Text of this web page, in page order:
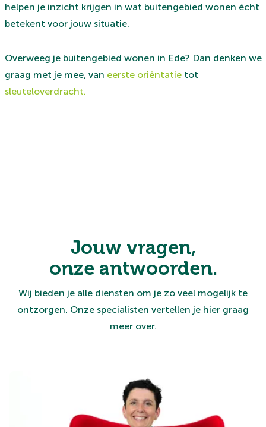
helpen je inzicht krijgen in wat buitengebied wonen écht
betekent voor jouw situatie.
Overweeg je buitengebied wonen in Ede? Dan denken we
graag met je mee, van eerste oriëntatie tot
sleuteloverdracht.
Jouw vragen,
onze antwoorden.
Wij bieden je alle diensten om je zo veel mogelijk te
ontzorgen. Onze specialisten vertellen je hier graag
meer over.